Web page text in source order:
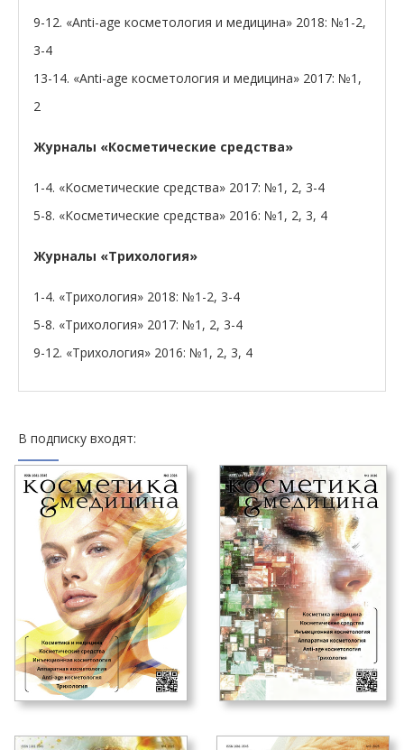
9-12. «Anti-age косметология и медицина» 2018: №1-2,
3-4
13-14. «Anti-age косметология и медицина» 2017: №1,
2
Журналы «Косметические средства»
1-4. «Косметические средства» 2017: №1, 2, 3-4
5-8. «Косметические средства» 2016: №1, 2, 3, 4
Журналы «Трихология»
1-4. «Трихология» 2018: №1-2, 3-4
5-8. «Трихология» 2017: №1, 2, 3-4
9-12. «Трихология» 2016: №1, 2, 3, 4
В подписку входят: